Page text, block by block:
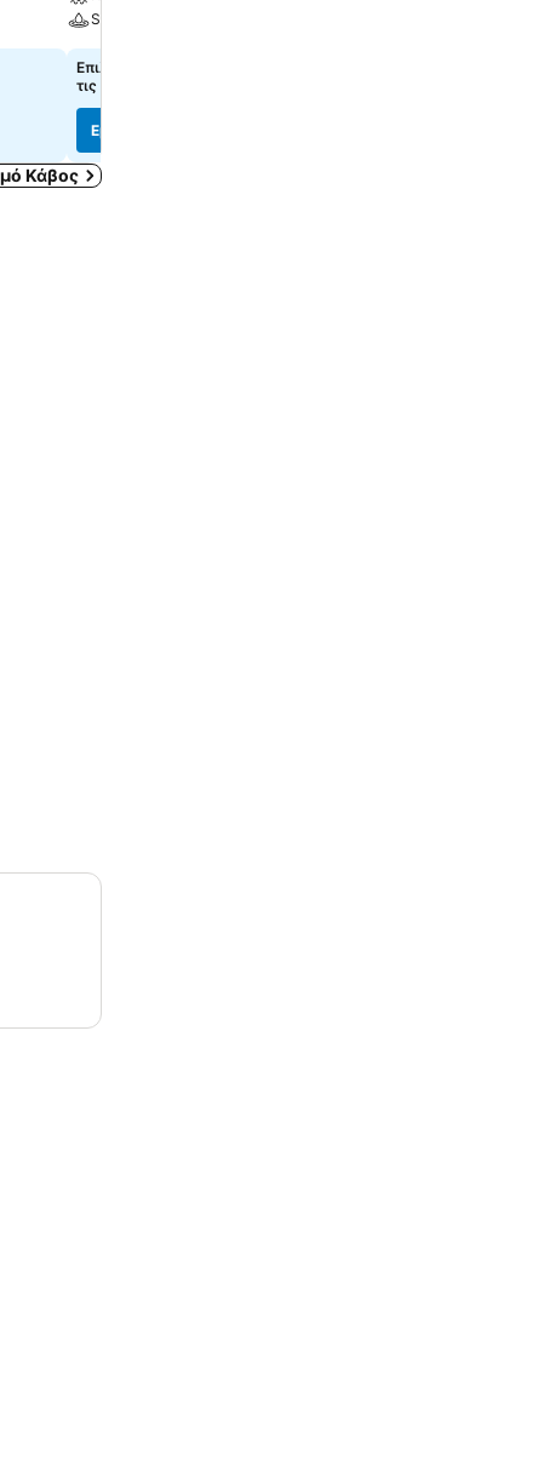
Spa
Επιλέξτε ημερομηνίες, για να δείτε
τις ακριβείς τιμές
Εμφάνιση τιμών
Κάβος